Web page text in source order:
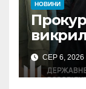
НОВИНИ
ДПС
ФОПа
СЕР 6, 2026